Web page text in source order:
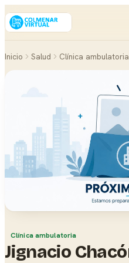
Inicio Salud Clínica ambulatoria
Clínica ambulatoria
Jignacio